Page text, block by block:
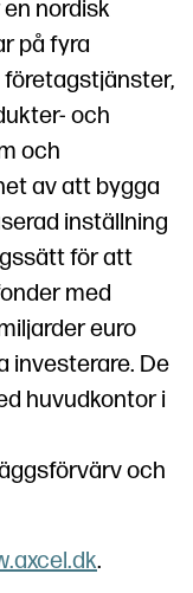
nordisk
på fyra
företagstjänster,
och
och
av att bygga
inställning
för att
med
euro
investerare. De
huvudkontor i
och
.